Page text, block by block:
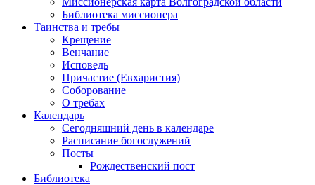
Библиотека миссионера
Таинства и требы
Крещение
Венчание
Исповедь
Причастие (Евхаристия)
Соборование
О требах
Календарь
Сегодняшний день в календаре
Расписание богослужений
Посты
Рождественский пост
Библиотека